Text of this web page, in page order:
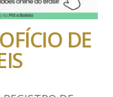
DE